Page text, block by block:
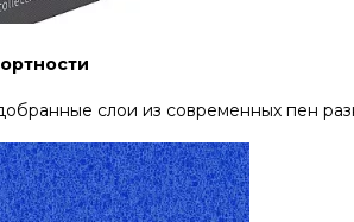
слои из современных пен